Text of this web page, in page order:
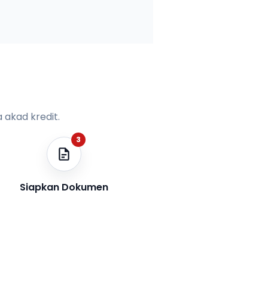
akad kredit.
3
Siapkan Dokumen